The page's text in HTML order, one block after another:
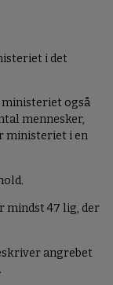
i det
også
mennesker,
ministeriet i en
mindst 47 lig, der
angrebet